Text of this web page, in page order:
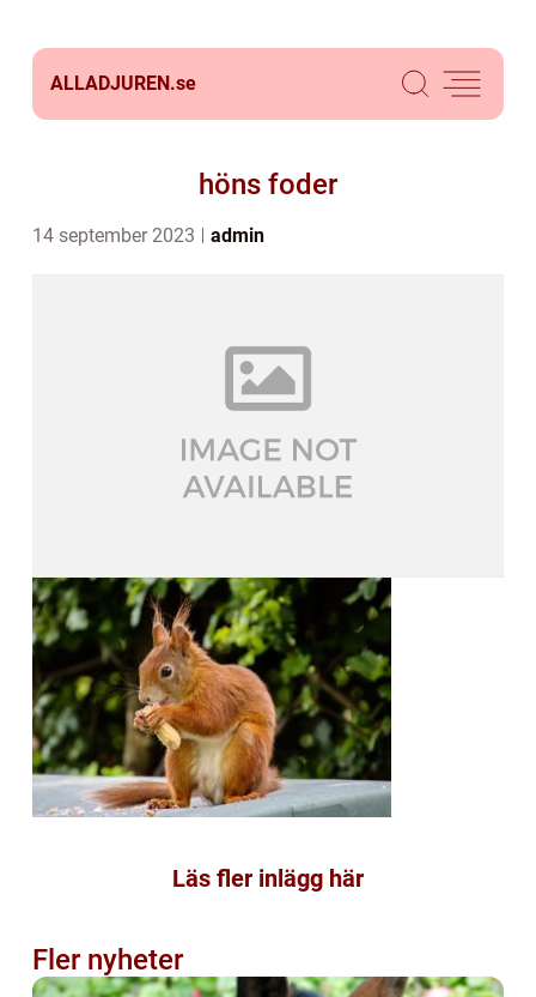
ALLADJUREN.se
höns foder
14 september 2023 admin
Läs fler inlägg här
Fler nyheter